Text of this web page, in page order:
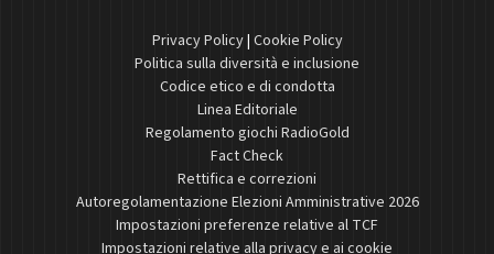
Privacy Policy| Cookie Policy
Politica sulla diversità e inclusione
Codice etico e di condotta
Linea Editoriale
Regolamento giochi RadioGold
Fact Check
Rettifica e correzioni
Autoregolamentazione Elezioni Amministrative 2026
Impostazioni preferenze relative al TCF
Impostazioni relative alla privacy e ai cookie